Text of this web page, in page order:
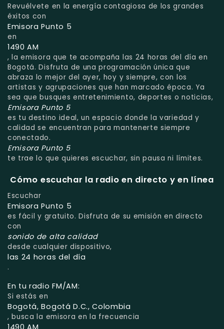
Revuélvete en la energía contagiosa de los grandes
éxitos con
Emisora Punto 5
en
1490 AM
, la emisora que te acompaña las 24 horas del día en
Bogotá. Disfruta de una programación única que
abraza lo mejor del ayer, hoy y siempre, con los
artistas y agrupaciones que han marcado época. Ya
sea que busques entretenimiento, deportes o noticias,
Emisora Punto 5
es tu destino ideal, un espacio donde la variedad y
calidad se encuentran para mantenerte siempre
conectado.
Emisora Punto 5
te trae lo que quieres escuchar, sin pausa ni límites.
Cómo escuchar la radio en directo y en línea
Escuchar
Emisora Punto 5
es fácil y gratuito. Disfruta de su emisión en directo
con
sonido de alta calidad
desde cualquier dispositivo,
las 24 horas del día
.
En tu radio FM/AM:
Si estás en
Bogotá, Bogotá D.C., Colombia
, busca la emisora en la frecuencia